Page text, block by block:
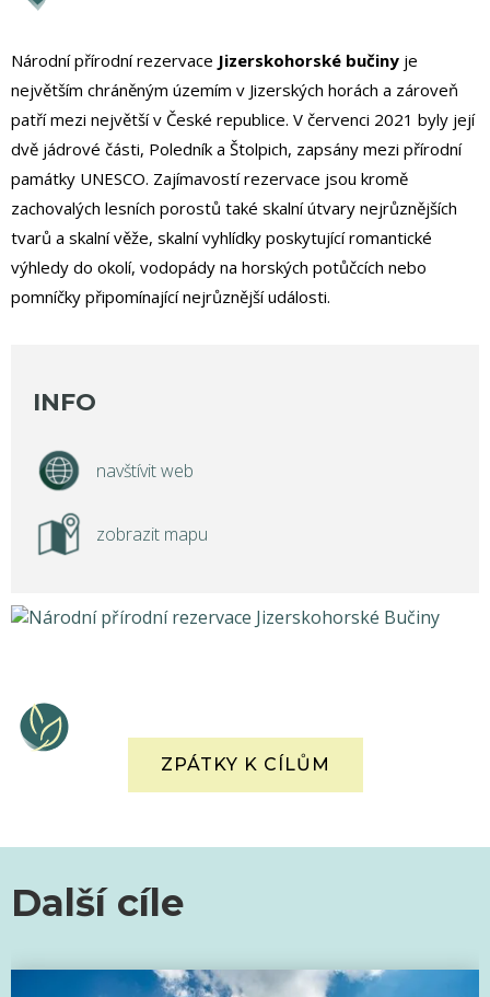
Národní přírodní rezervace Jizerskohorské bučiny je
největším chráněným územím v Jizerských horách a zároveň
patří mezi největší v České republice. V červenci 2021 byly její
dvě jádrové části, Poledník a Štolpich, zapsány mezi přírodní
památky UNESCO. Zajímavostí rezervace jsou kromě
zachovalých lesních porostů také skalní útvary nejrůznějších
tvarů a skalní věže, skalní vyhlídky poskytující romantické
výhledy do okolí, vodopády na horských potůčcích nebo
pomníčky připomínající nejrůznější události.
INFO
navštívit web
zobrazit mapu
ZPÁTKY K CÍLŮM
Další cíle